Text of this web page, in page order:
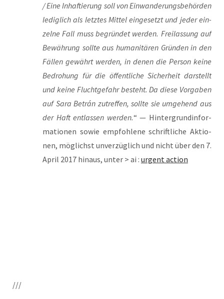
/ Eine Inhaf­tie­rung soll von Ein­wan­de­rungs­be­hör­den
ledig­lich als letz­tes Mit­tel ein­ge­setzt und jeder ein­
zel­ne Fall muss begrün­det wer­den. Frei­las­sung auf
Bewäh­rung soll­te aus huma­ni­tä­ren Grün­den in den
Fäl­len gewährt wer­den, in denen die Per­son kei­ne
Bedro­hung für die öffent­li­che Sicher­heit dar­stellt
und kei­ne Flucht­ge­fahr besteht. Da die­se Vor­ga­ben
auf Sara Betrán zutref­fen, soll­te sie umge­hend aus
der Haft ent­las­sen wer­den.“ — Hin­ter­grund­in­for­
ma­tio­nen sowie emp­foh­le­ne schrift­li­che Aktio­
nen, mög­lichst unver­züg­lich und nicht über den 7.
April 2017 hin­aus, unter > ai : urgent action
///